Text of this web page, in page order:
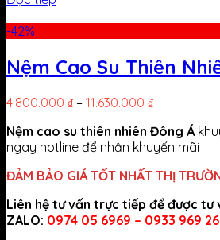
-42%
Nệm Cao Su Thiên
4.800.000 ₫ – 11.630.000 ₫
Nệm cao su thiên nhiên Đông Á
ngay hotline để nhận khuyến mãi
ĐẢM BẢO GIÁ TỐT NHẤT THỊ
Liên hệ tư vấn trực tiếp để được
ZALO: 0974 05 6969 – 0933 969